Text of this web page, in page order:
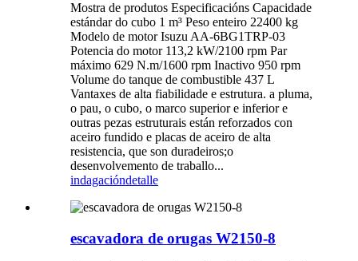
Mostra de produtos Especificacións Capacidade
estándar do cubo 1 m³ Peso enteiro 22400 kg
Modelo de motor Isuzu AA-6BG1TRP-03
Potencia do motor 113,2 kW/2100 rpm Par
máximo 629 N.m/1600 rpm Inactivo 950 rpm
Volume do tanque de combustible 437 L
Vantaxes de alta fiabilidade e estrutura. a pluma,
o pau, o cubo, o marco superior e inferior e
outras pezas estruturais están reforzados con
aceiro fundido e placas de aceiro de alta
resistencia, que son duradeiros;o
desenvolvemento de traballo...
indagacióndetalle
escavadora de orugas W2150-8